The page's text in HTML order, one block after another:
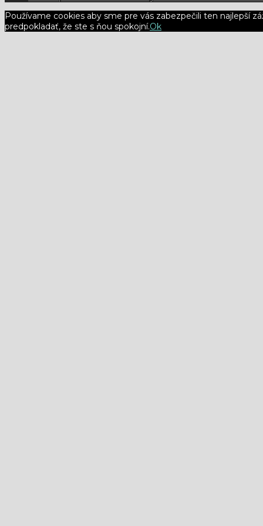
Používame cookies aby sme pre vás zabezpečili ten najlepší
predpokladať, že ste s ňou spokojní.Ok